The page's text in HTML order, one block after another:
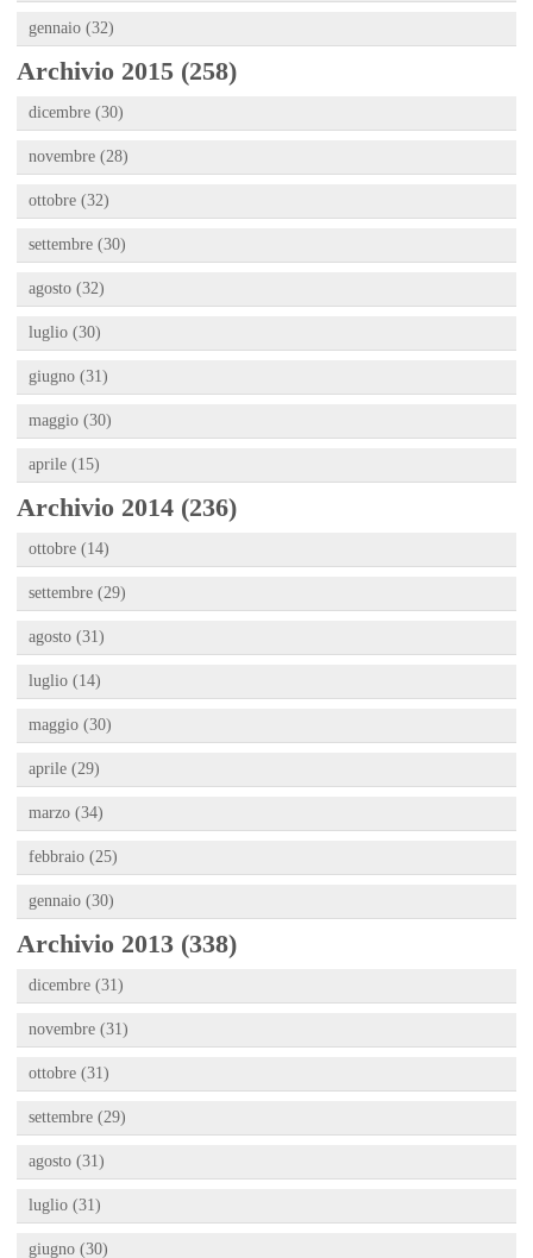
gennaio (32)
Archivio 2015 (258)
dicembre (30)
novembre (28)
ottobre (32)
settembre (30)
agosto (32)
luglio (30)
giugno (31)
maggio (30)
aprile (15)
Archivio 2014 (236)
ottobre (14)
settembre (29)
agosto (31)
luglio (14)
maggio (30)
aprile (29)
marzo (34)
febbraio (25)
gennaio (30)
Archivio 2013 (338)
dicembre (31)
novembre (31)
ottobre (31)
settembre (29)
agosto (31)
luglio (31)
giugno (30)